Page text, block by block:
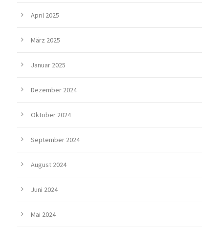
April 2025
März 2025
Januar 2025
Dezember 2024
Oktober 2024
September 2024
August 2024
Juni 2024
Mai 2024